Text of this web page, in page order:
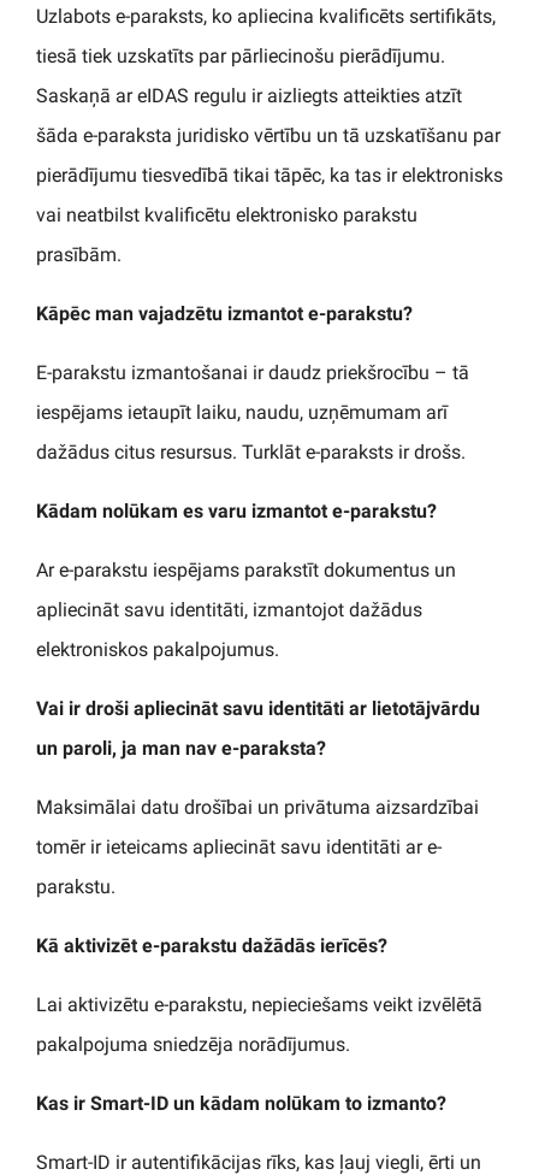
Uzlabots e-paraksts, ko apliecina kvalificēts sertifikāts,
tiesā tiek uzskatīts par pārliecinošu pierādījumu.
Saskaņā ar eIDAS regulu ir aizliegts atteikties atzīt
šāda e-paraksta juridisko vērtību un tā uzskatīšanu par
pierādījumu tiesvedībā tikai tāpēc, ka tas ir elektronisks
vai neatbilst kvalificētu elektronisko parakstu
prasībām.
Kāpēc man vajadzētu izmantot e-parakstu?
E-parakstu izmantošanai ir daudz priekšrocību – tā
iespējams ietaupīt laiku, naudu, uzņēmumam arī
dažādus citus resursus. Turklāt e-paraksts ir drošs.
Kādam nolūkam es varu izmantot e-parakstu?
Ar e-parakstu iespējams parakstīt dokumentus un
apliecināt savu identitāti, izmantojot dažādus
elektroniskos pakalpojumus.
Vai ir droši apliecināt savu identitāti ar lietotājvārdu
un paroli, ja man nav e-paraksta?
Maksimālai datu drošībai un privātuma aizsardzībai
tomēr ir ieteicams apliecināt savu identitāti ar e-
parakstu.
Kā aktivizēt e-parakstu dažādās ierīcēs?
Lai aktivizētu e-parakstu, nepieciešams veikt izvēlētā
pakalpojuma sniedzēja norādījumus.
Kas ir Smart-ID un kādam nolūkam to izmanto?
Smart-ID ir autentifikācijas rīks, kas ļauj viegli, ērti un